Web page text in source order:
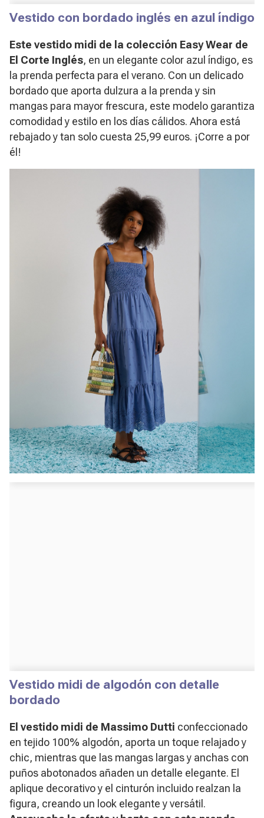
Vestido con bordado inglés en azul índigo
Este vestido midi de la colección Easy Wear de
El Corte Inglés, en un elegante color azul índigo, es
la prenda perfecta para el verano. Con un delicado
bordado que aporta dulzura a la prenda y sin
mangas para mayor frescura, este modelo garantiza
comodidad y estilo en los días cálidos. Ahora está
rebajado y tan solo cuesta 25,99 euros. ¡Corre a por
él!
Vestido midi de algodón con detalle
bordado
El vestido midi de Massimo Dutti confeccionado
en tejido 100% algodón, aporta un toque relajado y
chic, mientras que las mangas largas y anchas con
puños abotonados añaden un detalle elegante. El
aplique decorativo y el cinturón incluido realzan la
figura, creando un look elegante y versátil.